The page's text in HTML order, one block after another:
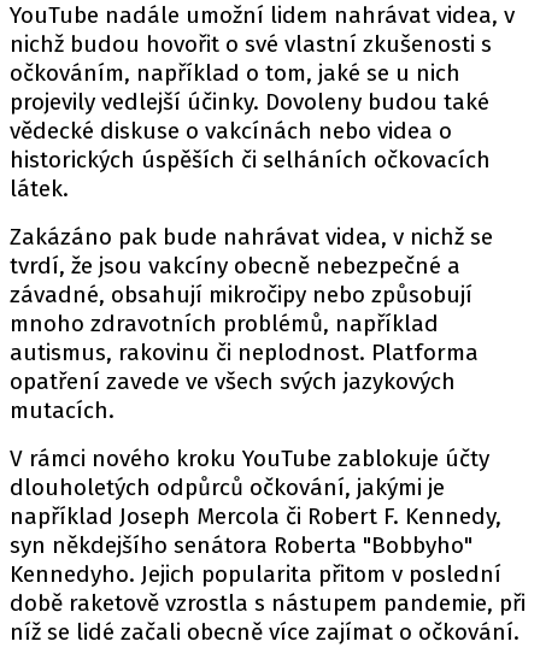
YouTube nadále umožní lidem nahrávat videa, v
nichž budou hovořit o své vlastní zkušenosti s
očkováním, například o tom, jaké se u nich
projevily vedlejší účinky. Dovoleny budou také
vědecké diskuse o vakcínách nebo videa o
historických úspěších či selháních očkovacích
látek.
Zakázáno pak bude nahrávat videa, v nichž se
tvrdí, že jsou vakcíny obecně nebezpečné a
závadné, obsahují mikročipy nebo způsobují
mnoho zdravotních problémů, například
autismus, rakovinu či neplodnost. Platforma
opatření zavede ve všech svých jazykových
mutacích.
V rámci nového kroku YouTube zablokuje účty
dlouholetých odpůrců očkování, jakými je
například Joseph Mercola či Robert F. Kennedy,
syn někdejšího senátora Roberta "Bobbyho"
Kennedyho. Jejich popularita přitom v poslední
době raketově vzrostla s nástupem pandemie, při
níž se lidé začali obecně více zajímat o očkování.